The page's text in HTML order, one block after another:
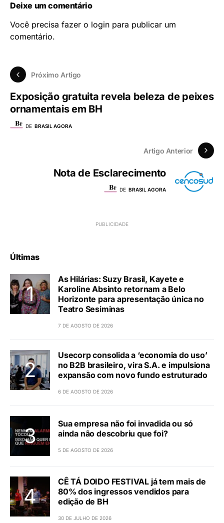
Deixe um comentário
Você precisa fazer o login para publicar um
comentário.
Próximo Artigo
Exposição gratuita revela beleza de peixes
ornamentais em BH
DE BRASIL AGORA
Artigo Anterior
Nota de Esclarecimento
DE BRASIL AGORA
Últimas
As Hilárias: Suzy Brasil, Kayete e
Karoline Absinto retornam a Belo
Horizonte para apresentação única no
Teatro Sesiminas
7 DE AGOSTO DE 2026
Usecorp consolida a ‘economia do uso’
no B2B brasileiro, vira S.A. e impulsiona
expansão com novo fundo estruturado
6 DE AGOSTO DE 2026
Sua empresa não foi invadida ou só
ainda não descobriu que foi?
5 DE AGOSTO DE 2026
CÊ TÁ DOIDO FESTIVAL já tem mais de
80% dos ingressos vendidos para
edição de BH
30 DE JULHO DE 2026